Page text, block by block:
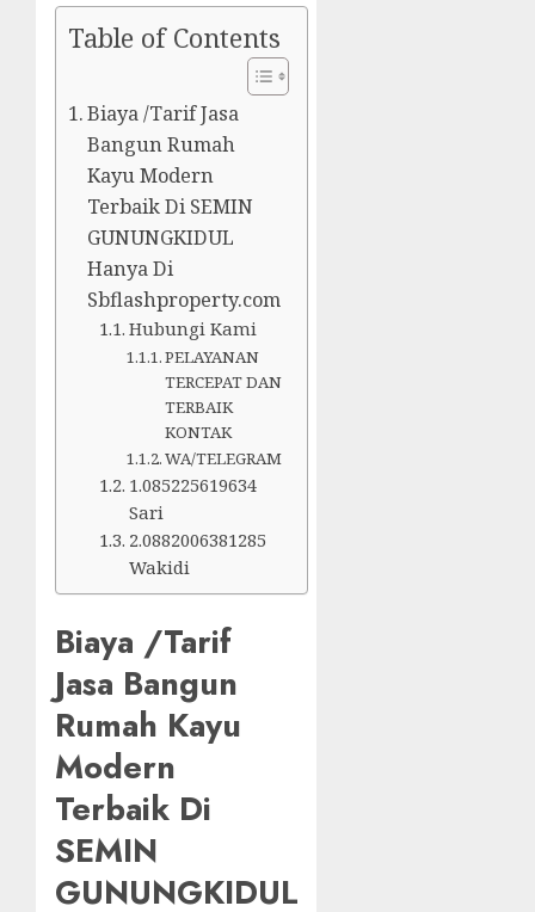
Table of Contents
Biaya /Tarif Jasa
Bangun Rumah
Kayu Modern
Terbaik Di SEMIN
GUNUNGKIDUL
Hanya Di
Sbflashproperty.com
Hubungi Kami
PELAYANAN
TERCEPAT DAN
TERBAIK
KONTAK
WA/TELEGRAM
1.085225619634
Sari
2.0882006381285
Wakidi
Biaya /Tarif
Jasa Bangun
Rumah Kayu
Modern
Terbaik Di
SEMIN
GUNUNGKIDUL